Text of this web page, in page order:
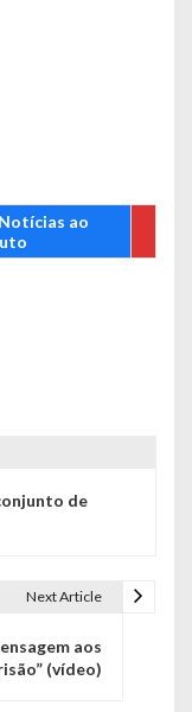
ao
de
Next Article
aos
(vídeo)